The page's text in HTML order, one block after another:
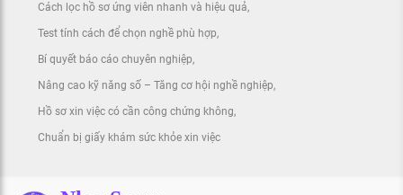
Cách lọc hồ sơ ứng viên nhanh và hiệu quả
Test tính cách để chọn nghề phù hợp
Bí quyết báo cáo chuyên nghiệp
Nâng cao kỹ năng số – Tăng cơ hội nghề nghiệp
Hồ sơ xin việc có cần công chứng không
Chuẩn bị giấy khám sức khỏe xin việc